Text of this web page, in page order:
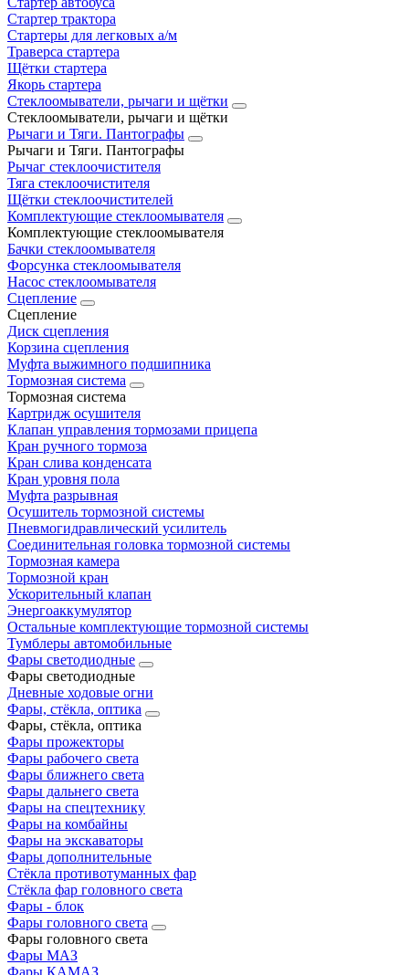
Стартер трактора
Стартеры для легковых а/м
Траверса стартера
Щётки стартера
Якорь стартера
Стеклоомыватели, рычаги и щётки
Стеклоомыватели, рычаги и щётки
Рычаги и Тяги. Пантографы
Рычаги и Тяги. Пантографы
Рычаг стеклоочистителя
Тяга стеклоочистителя
Щётки стеклоочистителей
Комплектующие стеклоомывателя
Комплектующие стеклоомывателя
Бачки стеклоомывателя
Форсунка стеклоомывателя
Насос стеклоомывателя
Сцепление
Сцепление
Диск сцепления
Корзина сцепления
Муфта выжимного подшипника
Тормозная система
Тормозная система
Картридж осушителя
Клапан управления тормозами прицепа
Кран ручного тормоза
Кран слива конденсата
Кран уровня пола
Муфта разрывная
Осушитель тормозной системы
Пневмогидравлический усилитель
Соединительная головка тормозной системы
Тормозная камера
Тормозной кран
Ускорительный клапан
Энергоаккумулятор
Остальные комплектующие тормозной системы
Тумблеры автомобильные
Фары светодиодные
Фары светодиодные
Дневные ходовые огни
Фары, стёкла, оптика
Фары, стёкла, оптика
Фары прожекторы
Фары рабочего света
Фары ближнего света
Фары дальнего света
Фары на спецтехнику
Фары на комбайны
Фары на экскаваторы
Фары дополнительные
Стёкла противотуманных фар
Стёкла фар головного света
Фары - блок
Фары головного света
Фары головного света
Фары МАЗ